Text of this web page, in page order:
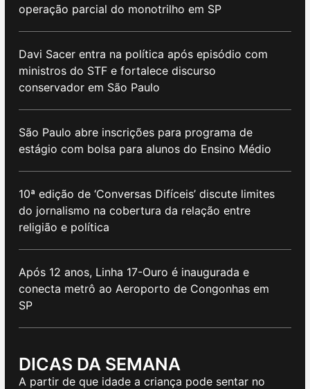
operação parcial do monotrilho em SP
Davi Sacer entra na política após episódio com
ministros do STF e fortalece discurso
conservador em São Paulo
São Paulo abre inscrições para programa de
estágio com bolsa para alunos do Ensino Médio
10ª edição de ‘Conversas Difíceis’ discute limites
do jornalismo na cobertura da relação entre
religião e política
Após 12 anos, Linha 17-Ouro é inaugurada e
conecta metrô ao Aeroporto de Congonhas em
SP
DICAS DA SEMANA
A partir de que idade a criança pode sentar no